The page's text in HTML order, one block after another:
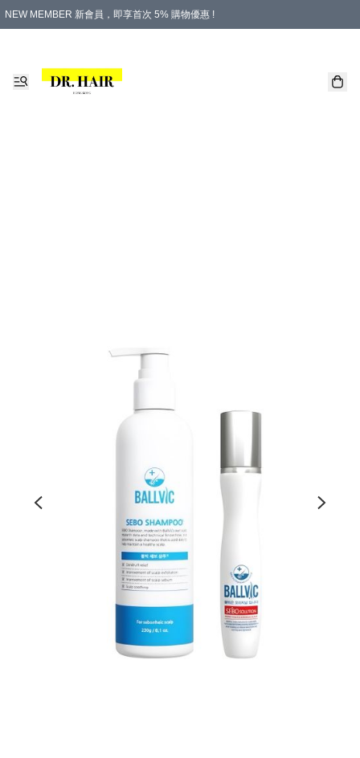
NEW MEMBER 新會員，即享首次 5% 購物優惠 !